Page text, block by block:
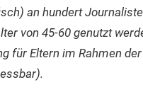
an hundert
von 45-60 genutzt
für Eltern im Rahmen